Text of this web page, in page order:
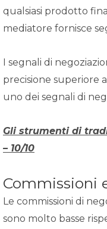
qualsiasi prodotto
mediatore fornisce
I segnali di
precisione superiore
uno dei segnali di
Gli strumenti di
– 10/10
Commissioni
Le commissioni di
sono molto basse